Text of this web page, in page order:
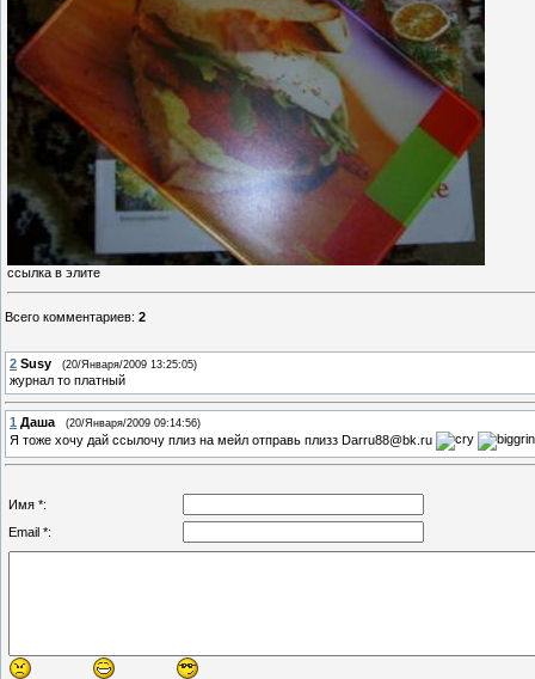
ссылка в элите
Всего комментариев: 2
2 Susy (20/Января/2009 13:25:05)
журнал то платный
1 Даша (20/Января/2009 09:14:56)
Я тоже хочу дай ссылочу плиз на мейл отправь плизз Darru88@bk.ru
Имя *:
Email *: